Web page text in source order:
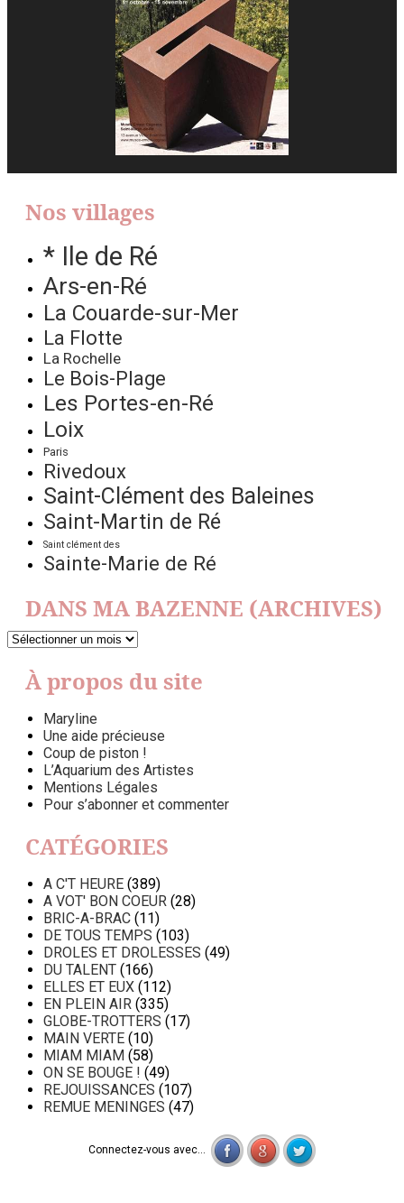
Nos villages
* Ile de Ré
Ars-en-Ré
La Couarde-sur-Mer
La Flotte
La Rochelle
Le Bois-Plage
Les Portes-en-Ré
Loix
Paris
Rivedoux
Saint-Clément des Baleines
Saint-Martin de Ré
Saint clément des
Sainte-Marie de Ré
DANS MA BAZENNE (ARCHIVES)
DANS
BAZENNE
(ARCHIVES)
À propos du site
Maryline
Une aide précieuse
Coup de piston !
L’Aquarium des Artistes
Mentions Légales
Pour s’abonner et commenter
CATÉGORIES
A C'T HEURE (389)
A VOT' BON COEUR (28)
BRIC-A-BRAC (11)
DE TOUS TEMPS (103)
DROLES ET DROLESSES (49)
DU TALENT (166)
ELLES ET EUX (112)
EN PLEIN AIR (335)
GLOBE-TROTTERS (17)
MAIN VERTE (10)
MIAM MIAM (58)
ON SE BOUGE ! (49)
REJOUISSANCES (107)
REMUE MENINGES (47)
Connectez-vous avec...